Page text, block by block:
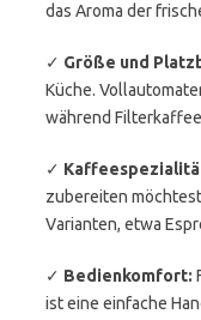
das Aroma der
✓ Größe und
Küche.
während
✓
zubereiten
Varianten, etwa
✓ Bedienkomfort:
ist eine einfache